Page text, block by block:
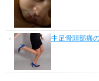
中足骨頭部痛